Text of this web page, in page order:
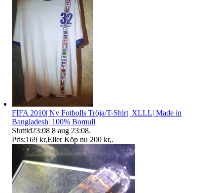
FIFA 2010| Ny Fotbolls Tröja/T-Shlrt| XLLL| Made in
Bangladesh| 100% Bomull
Sluttid23:08 8 aug 23:08.
Pris:169 kr,Eller Köp nu 200 kr,.